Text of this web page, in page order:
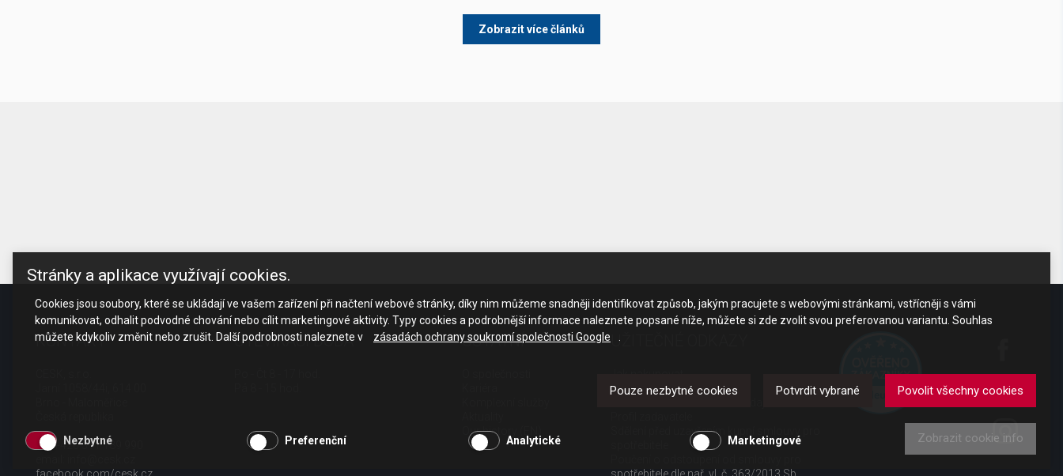
Zobrazit více článků
KONTAKT
tel.: +420 511 189 990
OTEVÍRACÍ DOBA OSTATNÍ
Our history (EN)
UŽITEČNÉ ODKAZY
Obchodní podmínky
Sdělení před uzavřením kupní smlouvy pro
Stránky a aplikace využívají cookies.
Cookies jsou soubory, které se ukládají ve vašem zařízení při načtení webové stránky, díky nim můžeme snadněji identifikovat způsob, jakým pracujete s webovými stránkami, vstřícněji s vámi
komunikovat, odhalit podvodné chování nebo cílit marketingové aktivity. Typy cookies a podrobnější informace naleznete popsané níže, můžete si zde zvolit svou preferovanou variantu. Souhlas
můžete kdykoliv změnit nebo zrušit. Další podrobnosti naleznete v
zásadách ochrany soukromí společnosti Google
Pouze nezbytné cookies Potvrdit vybrané Povolit všechny cookies
Nezbytné Preferenční Analytické Marketingové Zobrazit cookie info